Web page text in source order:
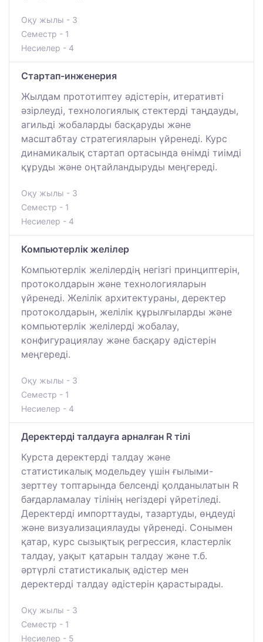
Оқу жылы - 3
Семестр - 1
Несиелер - 4
Стартап-инженерия
Жылдам прототиптеу әдістерін, итеративті
әзірлеуді, технологиялық стектерді таңдауды,
агильді жобаларды басқаруды және
масштабтау стратегияларын үйренеді. Курс
динамикалық стартап ортасында өнімді тиімді
құруды және оңтайландыруды меңгереді.
Оқу жылы - 3
Семестр - 1
Несиелер - 4
Компьютерлік желілер
Компьютерлік желілердің негізгі принциптерін,
протоколдарын және технологияларын
үйренеді. Желілік архитектураны, деректер
протоколдарын, желілік құрылғыларды және
компьютерлік желілерді жобалау,
конфигурациялау және басқару әдістерін
меңгереді.
Оқу жылы - 3
Семестр - 1
Несиелер - 4
Деректерді талдауға арналған R тілі
Курста деректерді талдау және
статистикалық модельдеу үшін ғылыми-
зерттеу топтарында белсенді қолданылатын R
бағдарламалау тілінің негіздері үйретіледі.
Деректерді импорттауды, тазартуды, өңдеуді
және визуализациялауды үйренеді. Сонымен
қатар, курс сызықтық регрессия, кластерлік
талдау, уақыт қатарын талдау және т.б.
әртүрлі статистикалық әдістер мен
деректерді талдау әдістерін қарастырады.
Оқу жылы - 3
Семестр - 1
Несиелер - 5